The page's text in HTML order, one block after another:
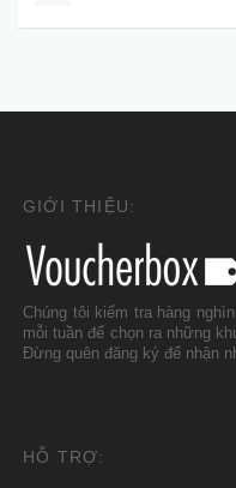
GIỚI THIỆU:
Chúng tôi kiểm tra hàng
mỗi tuần để chọn ra những
Đừng quên đăng ký để nhận
HỖ TRỢ: